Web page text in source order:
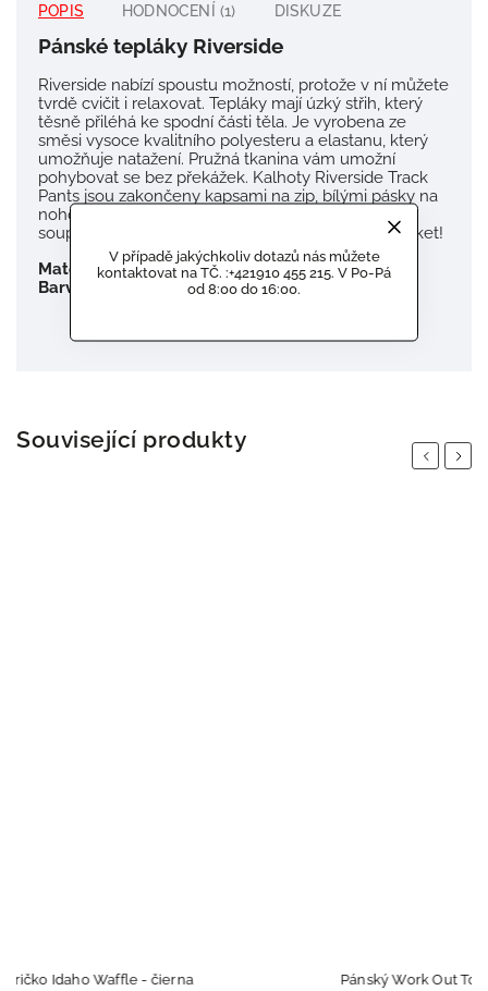
V případě jakýchkoliv dotazů nás můžete
kontaktovat na TČ. :+421910 455 215. V Po-Pá
od 8:00 do 16:00.
POPIS HODNOCENÍ (1) DISKUZE
Pánské tepláky Riverside
Riverside nabízí spoustu možností, protože v ní můžete
tvrdě cvičit i relaxovat. Tepláky mají úzký střih, který
těsně přiléhá ke spodní části těla. Je vyrobena ze
směsi vysoce kvalitního polyesteru a elastanu, který
umožňuje natažení. Pružná tkanina vám umožní
pohybovat se bez překážek. Kalhoty Riverside Track
Pants jsou zakončeny kapsami na zip, bílými pásky na
nohou a logem Gorilla Wear na stehně.
soupravu o odpovídající bundu Riverside Track Jacket!
Materiál:85% Polyester 15% Elastan
Barva:
Související produkty
Previous
Pánský Work Out Top Buffalo Old School - Černá/Červená
Next